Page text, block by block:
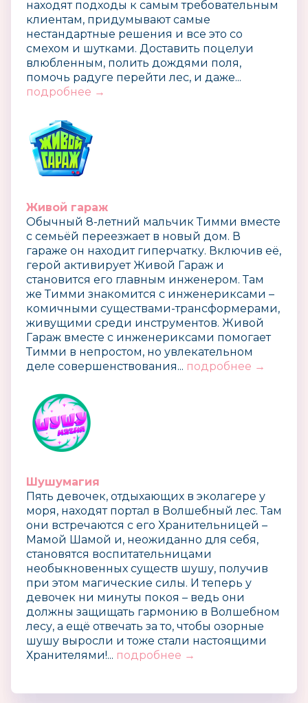
находят подходы к самым требовательным
клиентам, придумывают самые
нестандартные решения и все это со
смехом и шутками. Доставить поцелуи
влюбленным, полить дождями поля,
помочь радуге перейти лес, и даже...
подробнее →
Живой гараж
Обычный 8-летний мальчик Тимми вместе
с семьёй переезжает в новый дом. В
гараже он находит гиперчатку. Включив её,
герой активирует Живой Гараж и
становится его главным инженером. Там
же Тимми знакомится с инженериксами –
комичными существами-трансформерами,
живущими среди инструментов. Живой
Гараж вместе с инженериксами помогает
Тимми в непростом, но увлекательном
деле совершенствования... подробнее →
Шушумагия
Пять девочек, отдыхающих в эколагере у
моря, находят портал в Волшебный лес. Там
они встречаются с его Хранительницей –
Мамой Шамой и, неожиданно для себя,
становятся воспитательницами
необыкновенных существ шушу, получив
при этом магические силы. И теперь у
девочек ни минуты покоя – ведь они
должны защищать гармонию в Волшебном
лесу, а ещё отвечать за то, чтобы озорные
шушу выросли и тоже стали настоящими
Хранителями!... подробнее →